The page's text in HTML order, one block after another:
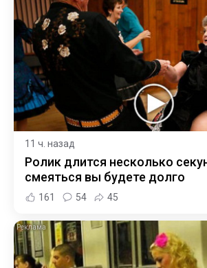
11 ч. назад
Ролик длится несколько
смеяться вы будете долго
161 54 45